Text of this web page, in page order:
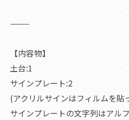
⸻
【内容物】
土台:1
サインプレート:2
(アクリルサインはフィルムを貼
サインプレートの文字列はアル